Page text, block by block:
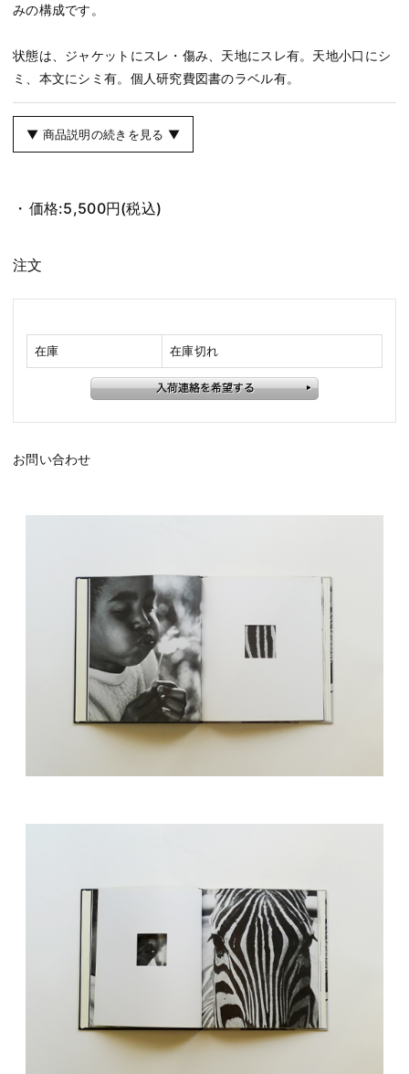
みの構成です。
状態は、ジャケットにスレ・傷み、天地にスレ有。天地小口にシ
ミ、本文にシミ有。個人研究費図書のラベル有。
▼ 商品説明の続きを見る ▼
価格:5,500円(税込)
注文
在庫 在庫切れ
お問い合わせ